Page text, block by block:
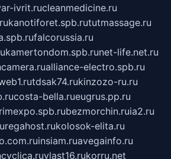
ivrit.rucleanmedicine.ru
kanotiforet.spb.rututmassage.ru
falcorussia.ru
kamertondom.spb.runet-life.net.ru
alliance-electro.spb.ru
tdsak74.rukinzozo-ru.ru
costa-bella.rueugrus.pp.ru
bezmorchin.ruia2.ru
regahost.rukolosok-elita.ru
insiam.ruavegainfo.ru
vlast16.rukorru.net